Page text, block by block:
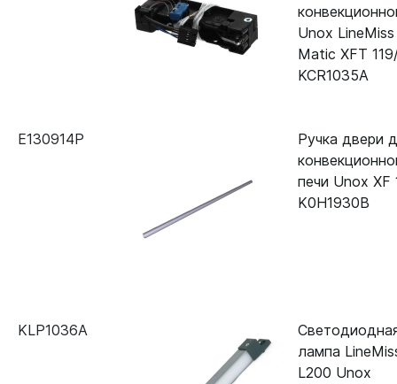
Unox LineMiss
Matic XFT
KCR1035A
E130914P
Ручка двери
печи Unox XF
K0H1930B
KLP1036A
лампа
L200 Unox